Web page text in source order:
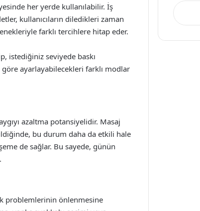
her yerde kullanılabilir. İş
kullanıcıların diledikleri zaman
farklı tercihlere hitap eder.
istediğiniz seviyede baskı
göre ayarlayabilecekleri farklı modlar
azaltma potansiyelidir. Masaj
bu durum daha da etkili hale
de sağlar. Bu sayede, günün
problemlerinin önlenmesine